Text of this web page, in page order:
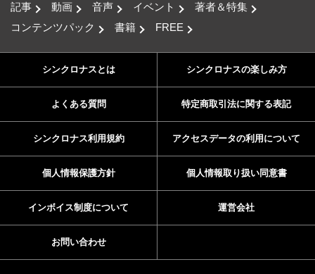
記事 動画 音声 イベント
著者＆特集
コンテンツパック
書籍 FREE
シンクロナスとは シンクロナスの楽しみ方
よくある質問 特定商取引法に関する表記
シンクロナス利用規約 アクセスデータの利用について
個人情報保護方針 個人情報取り扱い同意書
インボイス制度について 運営会社
お問い合わせ